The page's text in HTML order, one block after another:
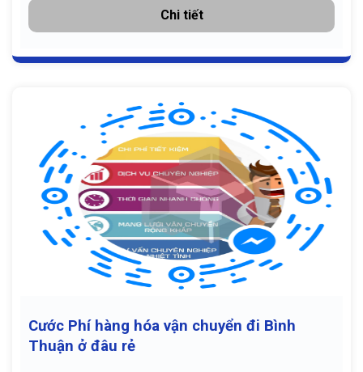
Chi tiết
Cước Phí hàng hóa vận chuyển đi Bình
Thuận ở đâu rẻ